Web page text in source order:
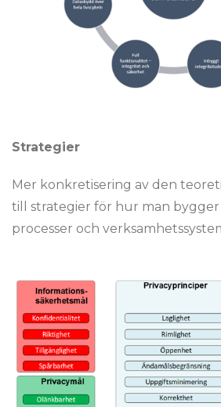
Strategier
Mer konkretisering av den
till strategier för hur man bygger
processer och